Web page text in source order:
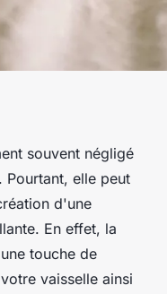
serviette
souvent négligé
elle peut
d'une
En effet, la
touche de
vaisselle ainsi